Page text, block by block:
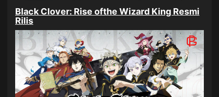
Black Clover: Rise ofthe Wizard King Resmi
Rilis